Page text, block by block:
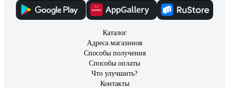
Каталог
Адреса магазинов
Способы получения
Способы оплаты
Что улучшить?
Контакты